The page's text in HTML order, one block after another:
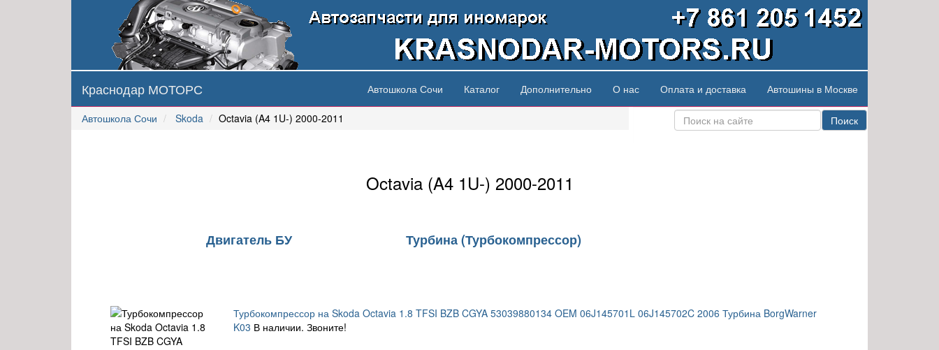
Краснодар МОТОРС Автошкола Сочи Каталог Дополнительно О нас Оплата и доставка Автошины в Москве
Автошкола Сочи Skoda Octavia (A4 1U-) 2000-2011 Поиск
Octavia (A4 1U-) 2000-2011
Двигатель БУ Турбина (Турбокомпрессор)
Турбокомпрессор на Skoda Octavia 1.8 TFSI BZB CGYA 53039880134 OEM 06J145701L 06J145702C 2006 Турбина BorgWarner
K03 В наличии. Звоните!